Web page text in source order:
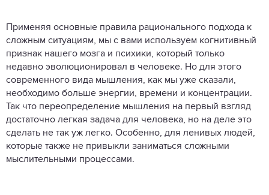
Применяя основные правила рационального подхода к
сложным ситуациям, мы с вами используем когнитивный
признак нашего мозга и психики, который только
недавно эволюционировал в человеке. Но для этого
современного вида мышления, как мы уже сказали,
необходимо больше энергии, времени и концентрации.
Так что переопределение мышления на первый взгляд
достаточно легкая задача для человека, но на деле это
сделать не так уж легко. Особенно, для ленивых людей,
которые также не привыкли заниматься сложными
мыслительными процессами.